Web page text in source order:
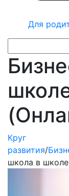
Для
Круг
развития/
школа в